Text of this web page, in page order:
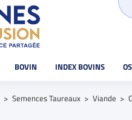
BOVIN INDEX BOVINS OS
Semences Taureaux Viande